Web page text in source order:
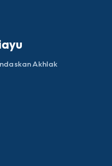
Akhlak